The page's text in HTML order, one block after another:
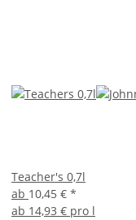
Teacher's 0,7l
ab 10,45 € *
ab 14,93 € pro l